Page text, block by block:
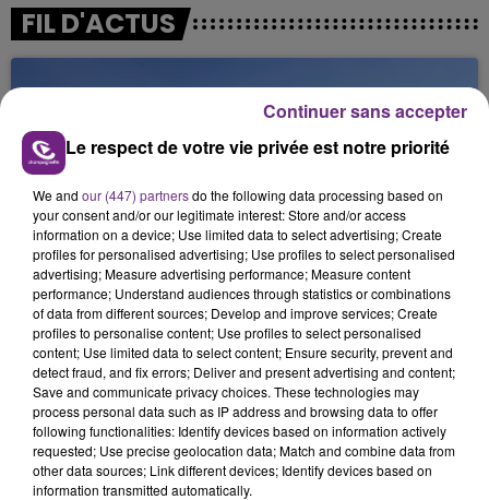
FIL D'ACTUS
SI TOUT LE MONDE FAIT ÇA, MOI L'ANNÉE
PROCHAINE JE VENDANGE EN...
La vendange en Champagne a débuté ce jeudi 6
août dans la commune de Montgueux (Aube). Du
jamais vu !
Le respect de votre vie privée est notre priorité
We and our (447) partnersdo the following data processing based on
your consent and/or our legitimate interest: Store and/or access
information on a device; Use limited data to select advertising; Create
profiles for personalised advertising; Use profiles to select personalised
advertising; Measure advertising performance; Measure content
performance; Understand audiences through statistics or combinations
of data from different sources; Develop and improve services; Create
profiles to personalise content; Use profiles to select personalised
content; Use limited data to select content; Ensure security, prevent and
detect fraud, and fix errors; Deliver and present advertising and content;
Save and communicate privacy choices. These technologies may
process personal data such as IP address and browsing data to offer
following functionalities: Identify devices based on information actively
requested; Use precise geolocation data; Match and combine data from
other data sources; Link different devices; Identify devices based on
information transmitted automatically.
Continuer sans accepter